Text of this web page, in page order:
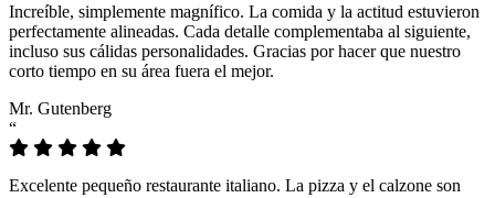
Increíble, simplemente magnífico. La comida y la actitud estuvieron
perfectamente alineadas. Cada detalle complementaba al siguiente,
incluso sus cálidas personalidades. Gracias por hacer que nuestro
corto tiempo en su área fuera el mejor.
Mr. Gutenberg
“
Excelente pequeño restaurante italiano. La pizza y el calzone son